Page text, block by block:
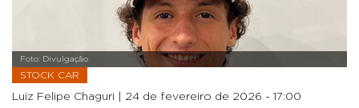
Foto: Divulgação
STOCK CAR
Luiz Felipe Chaguri | 24 de fevereiro de 2026 - 17:00